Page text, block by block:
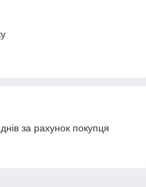
за рахунок покупця